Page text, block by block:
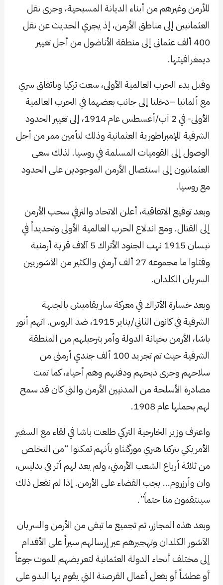
للأرمن وغيرهم من أبناء الديانة المسيحية، وجرى نقل
العثمانيين إلى مناطق الأرمن، إذ يجري الحديث عن نقل
400 ألف عثماني إلى منطقة الأناضول من أجل تغيير
ديمغرافيتها.
وقبل بدء الحرب العالمية الأولى، سعت تركيا وباتفاق سري
مع ألمانيا –دخلتا إلى جانب بعضهما في الحرب العالمية
الأولى- في 2 آب/أغسطس عام 1914، إلى تغيير الحدود
الشرقية للإمبراطورية العثمانية وذلك لتأمين ممر من أجل
الوصول إلى القوميات المسلمة في روسيا. لذلك سعى
العثمانيون إلى استئصال الأرمن الموجودين على الحدود
مع روسيا.
وبعد توقيع الاتفاقية، أعلن الاتحاد والترقي سحب الأرمن
إلى القتال. ومع اندلاع الحرب العالمية الأولى وتحديداً في
نيسان 1915 نهب الجنود الأتراك 5 آلاف قرية أرمنية
وقتلوا ما مجموعه 27 ألف أرمني والكثير من الآشوريين
السريان الكلدان.
وبعد خسارة الأتراك في معركة ساريقاميش بالجبهة
الشرقية في كانون الثاني/يناير 1915، ضد الروس. اتهم أنور
باشا، الأرمن بخيانة الدولة وأمر بترحيلهم من المنطقة
الشرقية حيث تم تجريد 100 ألف جندي أرمني من
سلاحهم وجرى ذبحهم ودفنهم وهم أحياء، كما تمت
مصادرة الأسلحة من المدنيين الأرمن والتي كان قد سمح
لهم بحملها عام 1908.
واعترف وزير الخارجية التركي طلعت باشا في لقاء مع السفير
الأمريكي بتركيا هنري مورگنثاو بأنهم تمكنوا “من التخلص
من ثلاثة أرباع الشعب الأرمني، ولم يعد لهم أثر في بدليس،
وان وأرزروم… يجب القضاء على الأرمن. إذا لم نفعل ذلك
سينتقمون منا حتماً”.
وبعد هذه المجازر، تم تجميع ما تبقى من الأرمن والسريان
الآشور الكلدان وتهجيرهم عبر إرسالهم سيراً على الأقدام
إلى مختلف أنحاء الدولة العثمانية لتعريضهم للموت جوعاً
أو عطشاً أو بفعل أعمال القرصنة التي يقوم بها البدو على